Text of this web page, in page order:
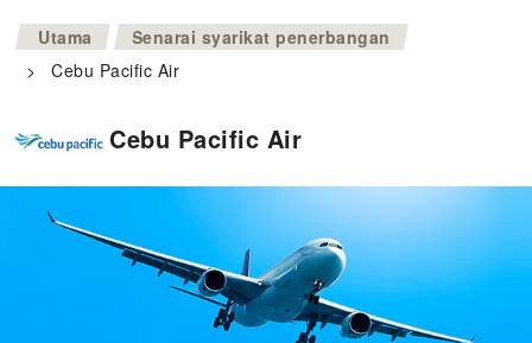
Utama >
Senarai syarikat penerbangan
>
Cebu Pacific Air
Cebu Pacific Air